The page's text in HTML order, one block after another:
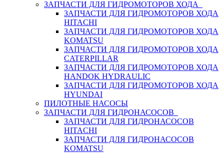
ЗАПЧАСТИ ДЛЯ ГИДРОМОТОРОВ ХОДА
ЗАПЧАСТИ ДЛЯ ГИДРОМОТОРОВ ХОДА
HITACHI
ЗАПЧАСТИ ДЛЯ ГИДРОМОТОРОВ ХОДА
KOMATSU
ЗАПЧАСТИ ДЛЯ ГИДРОМОТОРОВ ХОДА
CATERPILLAR
ЗАПЧАСТИ ДЛЯ ГИДРОМОТОРОВ ХОДА
HANDOK HYDRAULIC
ЗАПЧАСТИ ДЛЯ ГИДРОМОТОРОВ ХОДА
HYUNDAI
ПИЛОТНЫЕ НАСОСЫ
ЗАПЧАСТИ ДЛЯ ГИДРОНАСОСОВ
ЗАПЧАСТИ ДЛЯ ГИДРОНАСОСОВ
HITACHI
ЗАПЧАСТИ ДЛЯ ГИДРОНАСОСОВ
KOMATSU